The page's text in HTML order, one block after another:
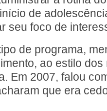
de
seu foco de
de programa,
ao estilo dos
Em 2007, falou
que era